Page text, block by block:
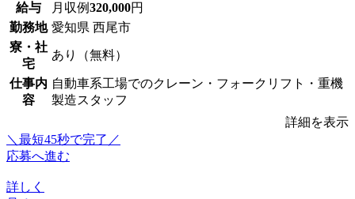
給与 月収例320,000円
勤務地 愛知県 西尾市
寮・社
宅
あり（無料）
仕事内
容
自動車系工場でのクレーン・フォークリフト・重機
製造スタッフ
詳細を表示
＼最短45秒で完了／
応募へ進む
詳しく